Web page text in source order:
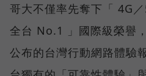
哥大不僅率先奪下「 4G
全台 No.1 」國際級榮譽
公布的台灣行動網路體驗